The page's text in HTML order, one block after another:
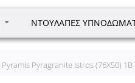
ΝΤΟΥΛΆΠΕΣ
Pyramis Pyragranite Istros (76X50) 1B